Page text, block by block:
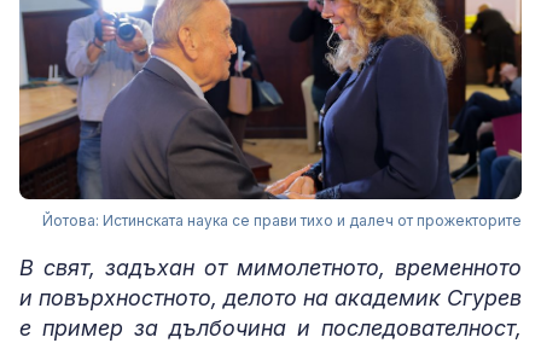
Йотова: Истинската наука се прави тихо и далеч от прожекторите
В свят, задъхан от мимолетното, временното
и повърхностното, делото на академик Сгурев
е пример за дълбочина и последователност,